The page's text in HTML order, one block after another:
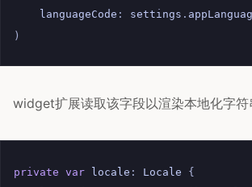
languageCode : settings .
)
widget扩展读取该字段以渲染本地化字符
private var locale : Locale
{